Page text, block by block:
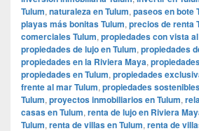
Tulum, naturaleza en Tulum, paseos en bote
playas más bonitas Tulum, precios de renta
comerciales Tulum, propiedades con vista
propiedades de lujo en Tulum, propiedades
propiedades en la Riviera Maya,
propiedades en Tulum, propiedades
frente al mar Tulum, propiedades
Tulum, proyectos inmobiliarios en Tulum,
casas en Tulum, renta de lujo en Riviera
Tulum, renta de villas en Tulum, renta de